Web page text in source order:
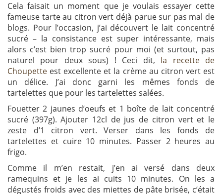
Cela faisait un moment que je voulais essayer cette
fameuse tarte au citron vert déjà parue sur pas mal de
blogs. Pour l’occasion, j’ai découvert le lait concentré
sucré – la consistance est super intéressante, mais
alors c’est bien trop sucré pour moi (et surtout, pas
naturel pour deux sous) ! Ceci dit, la recette de
Choupette est excellente et la crème au citron vert est
un délice. J’ai donc garni les mêmes fonds de
tartelettes que pour les tartelettes salées.
Fouetter 2 jaunes d’oeufs et 1 boîte de lait concentré
sucré (397g). Ajouter 12cl de jus de citron vert et le
zeste d’1 citron vert. Verser dans les fonds de
tartelettes et cuire 10 minutes. Passer 2 heures au
frigo.
Comme il m’en restait, j’en ai versé dans deux
ramequins et je les ai cuits 10 minutes. On les a
dégustés froids avec des miettes de pâte brisée, c’était